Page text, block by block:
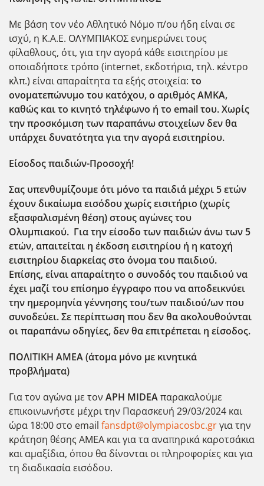
Με βάση τον νέο Αθλητικό Νόμο π/ου ήδη είναι σε
ισχύ, η Κ.Α.Ε. ΟΛΥΜΠΙΑΚΟΣ ενημερώνει τους
φίλαθλους, ότι, για την αγορά κάθε εισιτηρίου με
οποιαδήποτε τρόπο (internet, εκδοτήρια, τηλ. κέντρο
κλπ.) είναι απαραίτητα τα εξής στοιχεία: το
ονοματεπώνυμο του κατόχου, ο αριθμός ΑΜΚΑ,
καθώς και το κινητό τηλέφωνο ή το emailτου. Χωρίς
την προσκόμιση των παραπάνω στοιχείων δεν θα
υπάρχει δυνατότητα για την αγορά εισιτηρίου.
Είσοδος παιδιών-Προσοχή!
Σας υπενθυμίζουμε ότι μόνο τα παιδιά μέχρι 5 ετών
έχουν δικαίωμα εισόδου χωρίς εισιτήριο (χωρίς
εξασφαλισμένη θέση) στους αγώνες του
Ολυμπιακού. Για την είσοδο των παιδιών άνω των 5
ετών, απαιτείται η έκδοση εισιτηρίου ή η κατοχή
εισιτηρίου διαρκείας στο όνομα του παιδιού.
Επίσης, είναι απαραίτητο ο συνοδός του παιδιού να
έχει μαζί του επίσημο έγγραφο που να αποδεικνύει
την ημερομηνία γέννησης του/των παιδιού/ων που
συνοδεύει. Σε περίπτωση που δεν θα ακολουθούνται
οι παραπάνω οδηγίες, δεν θα επιτρέπεται η είσοδος.
ΠΟΛΙΤΙΚΗ ΑΜΕΑ (άτομα μόνο με κινητικά
προβλήματα)
Για τον αγώνα με τον ΑΡΗ MIDEAπαρακαλούμε
επικοινωνήστε μέχρι την Παρασκευή 29/03/2024 και
ώρα 18:00 στο email fansdpt@olympiacosbc.grγια την
κράτηση θέσης ΑΜΕΑ και για τα αναπηρικά καροτσάκια
και αμαξίδια, όπου θα δίνονται οι πληροφορίες και για
τη διαδικασία εισόδου.